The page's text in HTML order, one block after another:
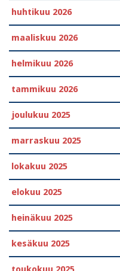
huhtikuu 2026
maaliskuu 2026
helmikuu 2026
tammikuu 2026
joulukuu 2025
marraskuu 2025
lokakuu 2025
elokuu 2025
heinäkuu 2025
kesäkuu 2025